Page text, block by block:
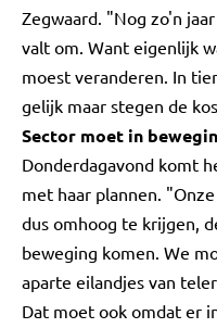
Zegwaard. "Nog zo'n
valt om. Want eigenlijk
moest veranderen. In
gelijk maar stegen de
Sector moet in
Donderdagavond komt
met haar plannen.
dus omhoog te krijgen,
beweging komen. We
aparte eilandjes van
Dat moet ook omdat er